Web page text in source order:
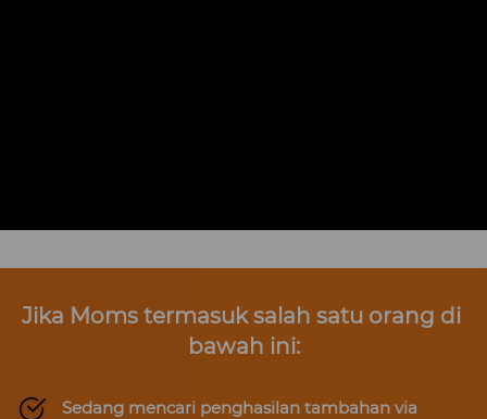
Jika Moms termasuk salah satu orang di
bawah ini:
Sedang mencari penghasilan tambahan via